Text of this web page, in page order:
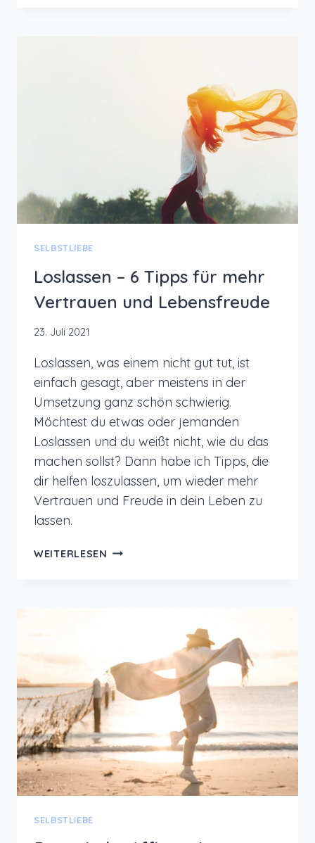
SELBSTLIEBE
Loslassen – 6 Tipps für mehr
Vertrauen und Lebensfreude
23. Juli 2021
Loslassen, was einem nicht gut tut, ist
einfach gesagt, aber meistens in der
Umsetzung ganz schön schwierig.
Möchtest du etwas oder jemanden
Loslassen und du weißt nicht, wie du das
machen sollst? Dann habe ich Tipps, die
dir helfen loszulassen, um wieder mehr
Vertrauen und Freude in dein Leben zu
lassen.
WEITERLESEN LOSLASSEN
UND
LEBENSFREUDE
SELBSTLIEBE